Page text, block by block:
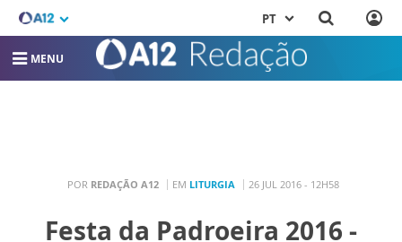
PT
MENU
POR REDAÇÃO A12 EM LITURGIA 26 JUL 2016 - 12H58
Festa da Padroeira 2016 -